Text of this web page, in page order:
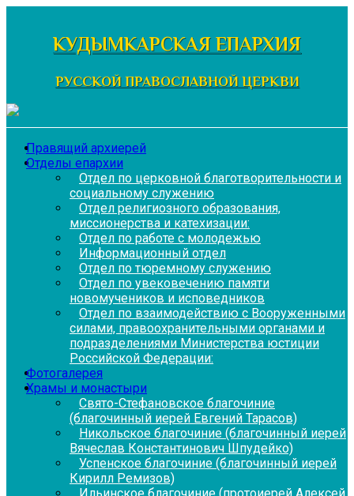
содержимомуКУДЫМКАРСКАЯ ЕПАРХИЯ
РУССКОЙ ПРАВОСЛАВНОЙ ЦЕРКВИ
Правящий архиерей
Отделы епархии
Отдел по церковной благотворительности и
социальному служению
Отдел религиозного образования,
миссионерства и катехизации:
Отдел по работе с молодежью
Информационный отдел
Отдел по тюремному служению
Отдел по увековечению памяти
новомучеников и исповедников
Отдел по взаимодействию с Вооруженными
силами, правоохранительными органами и
подразделениями Министерства юстиции
Российской Федерации:
Фотогалерея
Храмы и монастыри
Свято-Стефановское благочиние
(благочинный иерей Евгений Тарасов)
Никольское благочиние (благочинный иерей
Вячеслав Константинович Шпудейко)
Успенское благочиние (благочинный иерей
Кирилл Ремизов)
Ильинское благочиние (протоиерей Алексей